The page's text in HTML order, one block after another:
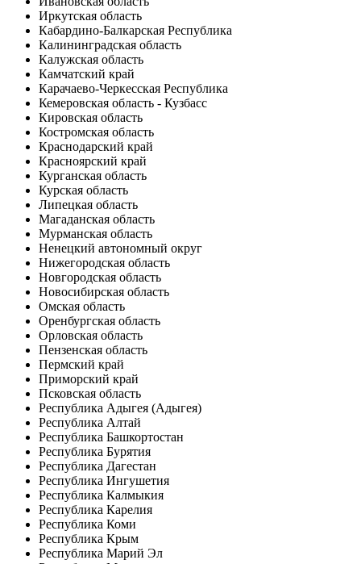
Иркутская область
Кабардино-Балкарская Республика
Калининградская область
Калужская область
Камчатский край
Карачаево-Черкесская Республика
Кемеровская область - Кузбасс
Кировская область
Костромская область
Краснодарский край
Красноярский край
Курганская область
Курская область
Липецкая область
Магаданская область
Мурманская область
Ненецкий автономный округ
Нижегородская область
Новгородская область
Новосибирская область
Омская область
Оренбургская область
Орловская область
Пензенская область
Пермский край
Приморский край
Псковская область
Республика Адыгея (Адыгея)
Республика Алтай
Республика Башкортостан
Республика Бурятия
Республика Дагестан
Республика Ингушетия
Республика Калмыкия
Республика Карелия
Республика Коми
Республика Крым
Республика Марий Эл